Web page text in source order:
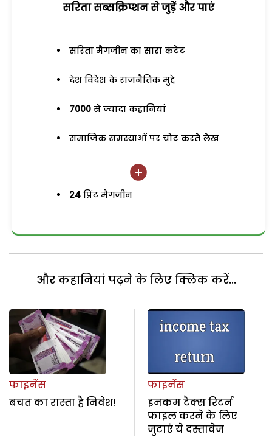
सरिता सब्सक्रिप्शन से जुड़ेें और पाएं
सरिता मैगजीन का सारा कंटेंट
देश विदेश के राजनैतिक मुद्दे
7000 से ज्यादा कहानियां
समाजिक समस्याओं पर चोट करते लेख
24 प्रिंट मैगजीन
और कहानियां पढ़ने के लिए क्लिक करें...
फाइनेंस
बचत का रास्ता है निवेश!
फाइनेंस
इनकम टैक्स रिटर्न
फाइल करने के लिए
जुटाएं ये दस्तावेज